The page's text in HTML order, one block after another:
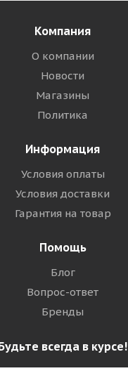
Компания
О компании
Новости
Магазины
Политика
Информация
Условия оплаты
Условия доставки
Гарантия на товар
Помощь
Блог
Вопрос-ответ
Бренды
всегда в курсе!